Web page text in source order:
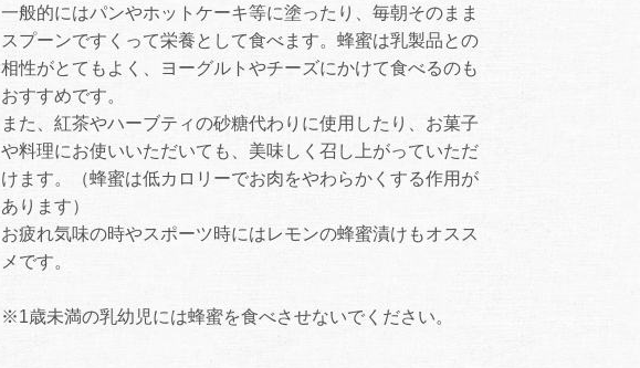
一般的にはパンやホットケーキ等に塗ったり、毎朝そのまま
スプーンですくって栄養として食べます。蜂蜜は乳製品との
相性がとてもよく、ヨーグルトやチーズにかけて食べるのも
おすすめです。
また、紅茶やハーブティの砂糖代わりに使用したり、お菓子
や料理にお使いいただいても、美味しく召し上がっていただ
けます。（蜂蜜は低カロリーでお肉をやわらかくする作用が
あります）
お疲れ気味の時やスポーツ時にはレモンの蜂蜜漬けもオスス
メです。
※1歳未満の乳幼児には蜂蜜を食べさせないでください。